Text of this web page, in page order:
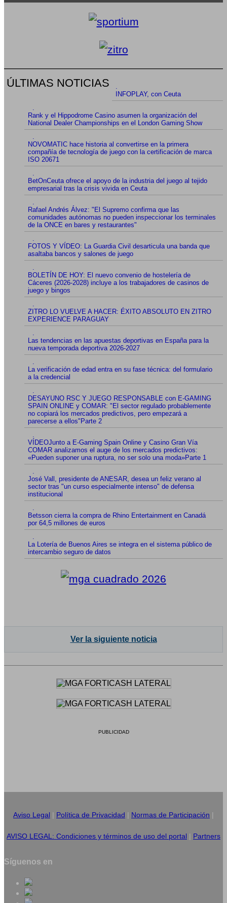
ÚLTIMAS NOTICIAS
.
INFOPLAY, con Ceuta
.
Rank y el Hippodrome Casino asumen la organización del
National Dealer Championships en el London Gaming Show
.
NOVOMATIC hace historia al convertirse en la primera
compañía de tecnología de juego con la certificación de marca
ISO 20671
.
BetOnCeuta ofrece el apoyo de la industria del juego al tejido
empresarial tras la crisis vivida en Ceuta
.
Rafael Andrés Álvez: "El Supremo confirma que las
comunidades autónomas no pueden inspeccionar los terminales
de la ONCE en bares y restaurantes"
.
FOTOS Y VÍDEO: La Guardia Civil desarticula una banda que
asaltaba bancos y salones de juego
.
BOLETÍN DE HOY: El nuevo convenio de hostelería de
Cáceres (2026-2028) incluye a los trabajadores de casinos de
juego y bingos
.
ZITRO LO VUELVE A HACER: ÉXITO ABSOLUTO EN ZITRO
EXPERIENCE PARAGUAY
.
Las tendencias en las apuestas deportivas en España para la
nueva temporada deportiva 2026-2027
.
La verificación de edad entra en su fase técnica: del formulario
a la credencial
.
DESAYUNO RSC Y JUEGO RESPONSABLE con E-GAMING
SPAIN ONLINE y COMAR: "El sector regulado probablemente
no copiará los mercados predictivos, pero empezará a
parecerse a ellos"Parte 2
.
VÍDEOJunto a E-Gaming Spain Online y Casino Gran Vía
COMAR analizamos el auge de los mercados predictivos:
«Pueden suponer una ruptura, no ser solo una moda»Parte 1
.
José Vall, presidente de ANESAR, desea un feliz verano al
sector tras "un curso especialmente intenso" de defensa
institucional
.
Betsson cierra la compra de Rhino Entertainment en Canadá
por 64,5 millones de euros
.
La Lotería de Buenos Aires se integra en el sistema público de
intercambio seguro de datos
Ver la siguiente noticia
PUBLICIDAD
Aviso Legal | Política de Privacidad | Normas de Participación |
AVISO LEGAL: Condiciones y términos de uso del portal | Partners
Síguenos en